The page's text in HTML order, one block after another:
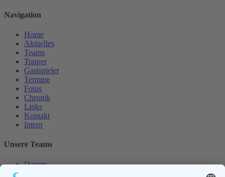
Navigation
Home
Aktuelles
Teams
Trainer
Gastspieler
Termine
Fotos
Chronik
Links
Kontakt
Intern
Unsere Teams
Damen